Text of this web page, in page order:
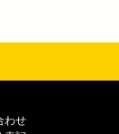
わせ